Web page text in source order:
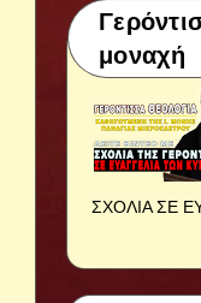
μοναχή
ΣΧΟΛΙΑ ΣΕ